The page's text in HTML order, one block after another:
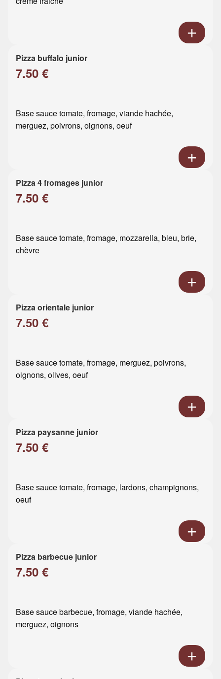
Pizza buffalo junior
7.50 €
Base sauce tomate, fromage, viande hachée,
merguez, poivrons, oignons, oeuf
Pizza 4 fromages junior
7.50 €
Base sauce tomate, fromage, mozzarella, bleu, brie,
chèvre
Pizza orientale junior
7.50 €
Base sauce tomate, fromage, merguez, poivrons,
oignons, olives, oeuf
Pizza paysanne junior
7.50 €
Base sauce tomate, fromage, lardons, champignons,
oeuf
Pizza barbecue junior
7.50 €
Base sauce barbecue, fromage, viande hachée,
merguez, oignons